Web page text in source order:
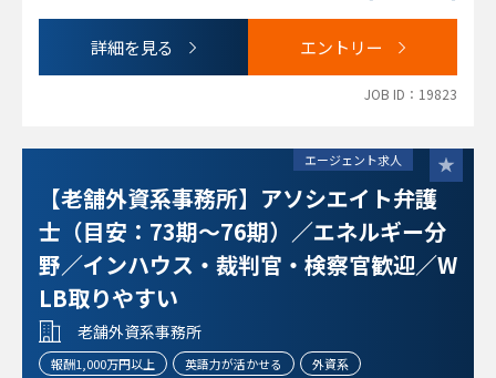
詳細を見る エントリー
JOB ID：19823
エージェント求人
【老舗外資系事務所】アソシエイト弁護
士（目安：73期～76期）／エネルギー分
野／インハウス・裁判官・検察官歓迎／W
LB取りやすい
老舗外資系事務所
報酬1,000万円以上 英語力が活かせる
外資系